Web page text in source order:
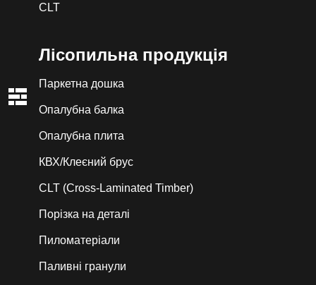
CLT
Лiсопильна продукція
Паркетна дошка
Опалубна балка
Опалубна плита
КВХ/Клеєний брус
CLT (Cross-Laminated Timber)
Порізка на деталі
Пиломатеріали
Паливні гранули